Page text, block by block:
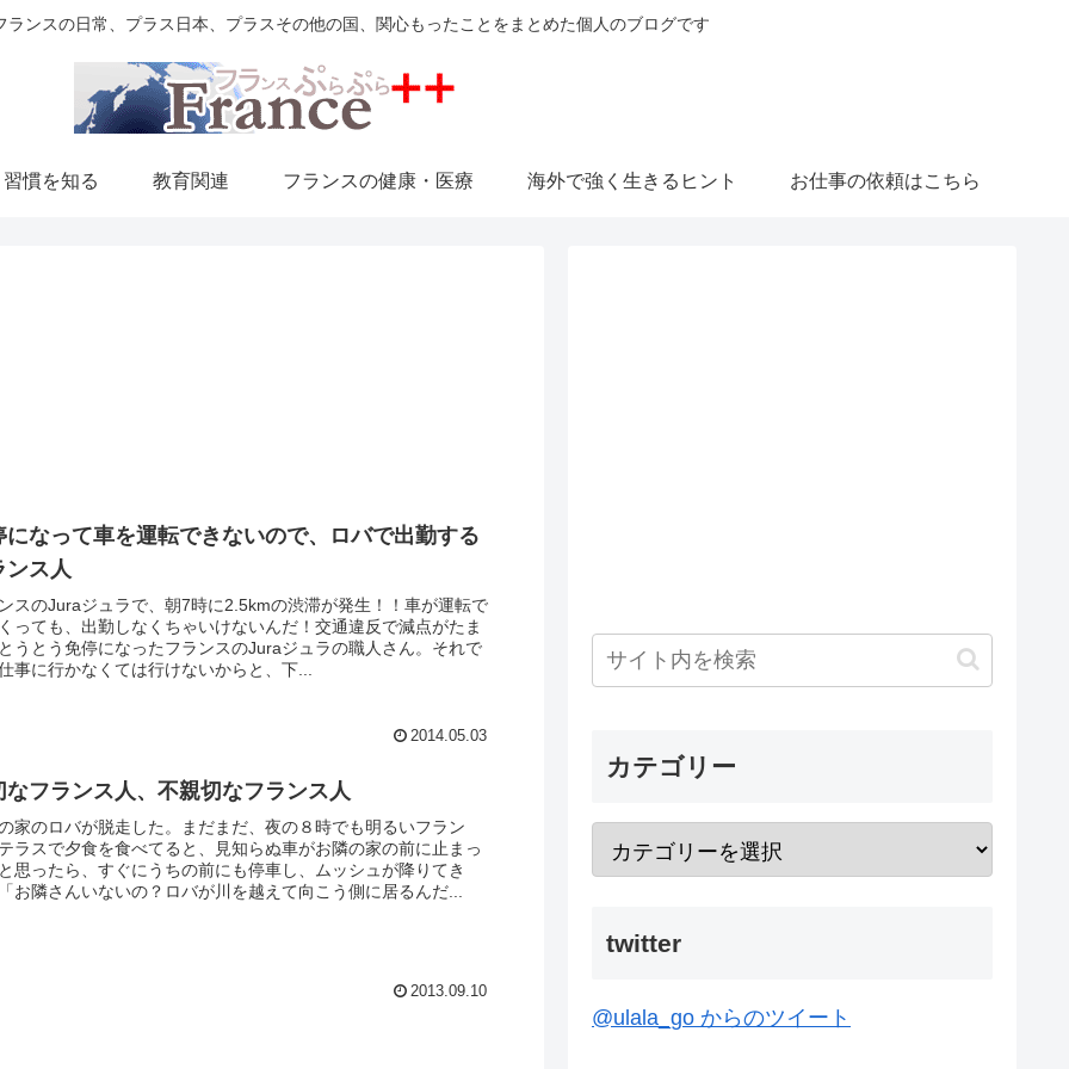
ランスの日常、プラス日本、プラスその他の国、関心もったことをまとめた個人のブログです
慣を知る 教育関連 フランスの健康・医療 海外で強く生きるヒント お仕事の依頼はこちら
になって車を運転できないので、ロバで出勤する
ンス人
スのJuraジュラで、朝7時に2.5kmの渋滞が発生！！車が運転で
っても、出勤しなくちゃいけないんだ！交通違反で減点がたま
うとう免停になったフランスのJuraジュラの職人さん。それで
事に行かなくては行けないからと、下...
2014.05.03
なフランス人、不親切なフランス人
家のロバが脱走した。まだまだ、夜の８時でも明るいフラン
ラスで夕食を食べてると、見知らぬ車がお隣の家の前に止まっ
思ったら、すぐにうちの前にも停車し、ムッシュが降りてき
お隣さんいないの？ロバが川を越えて向こう側に居るんだ...
2013.09.10
カテゴリー
twitter
@ulala_go からのツイート